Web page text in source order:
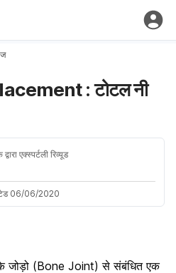
: टोटल नी
द्वारा एक्स्पर्टली रिव्यूड
06/06/2020
जोड़ो (Bone Joint) से संबंधित एक